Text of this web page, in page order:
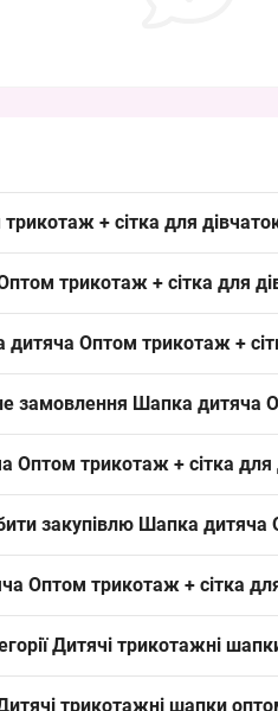
+ сітка для
товарний оборот під час піку
трикотаж + сітка для
Оптом трикотаж +
замовлення Шапка
Оптом трикотаж + сітка
додає бюджетний варіант у
закупівлю Шапка
і забезпечити стабільний
Оптом трикотаж + сітка
хлопчиків р.50-54 (уп. 5 шт)
Дитячі трикотажні
трикотажні шапки